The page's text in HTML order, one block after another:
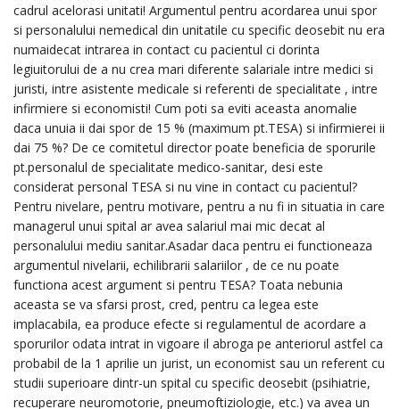
cadrul acelorasi unitati! Argumentul pentru acordarea unui spor
si personalului nemedical din unitatile cu specific deosebit nu era
numaidecat intrarea in contact cu pacientul ci dorinta
legiuitorului de a nu crea mari diferente salariale intre medici si
juristi, intre asistente medicale si referenti de specialitate , intre
infirmiere si economisti! Cum poti sa eviti aceasta anomalie
daca unuia ii dai spor de 15 % (maximum pt.TESA) si infirmierei ii
dai 75 %? De ce comitetul director poate beneficia de sporurile
pt.personalul de specialitate medico-sanitar, desi este
considerat personal TESA si nu vine in contact cu pacientul?
Pentru nivelare, pentru motivare, pentru a nu fi in situatia in care
managerul unui spital ar avea salariul mai mic decat al
personalului mediu sanitar.Asadar daca pentru ei functioneaza
argumentul nivelarii, echilibrarii salariilor , de ce nu poate
functiona acest argument si pentru TESA? Toata nebunia
aceasta se va sfarsi prost, cred, pentru ca legea este
implacabila, ea produce efecte si regulamentul de acordare a
sporurilor odata intrat in vigoare il abroga pe anteriorul astfel ca
probabil de la 1 aprilie un jurist, un economist sau un referent cu
studii superioare dintr-un spital cu specific deosebit (psihiatrie,
recuperare neuromotorie, pneumoftiziologie, etc.) va avea un